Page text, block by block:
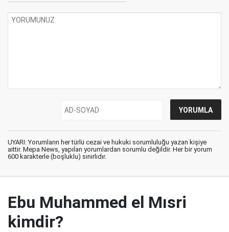
UYARI: Yorumların her türlü cezai ve hukuki sorumluluğu yazan kişiye
aittir. Mepa News, yapılan yorumlardan sorumlu değildir. Her bir yorum
600 karakterle (boşluklu) sınırlıdır.
Ebu Muhammed el Mısri
kimdir?